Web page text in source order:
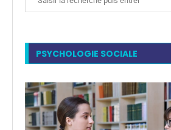
PSYCHOLOGIE SOCIALE